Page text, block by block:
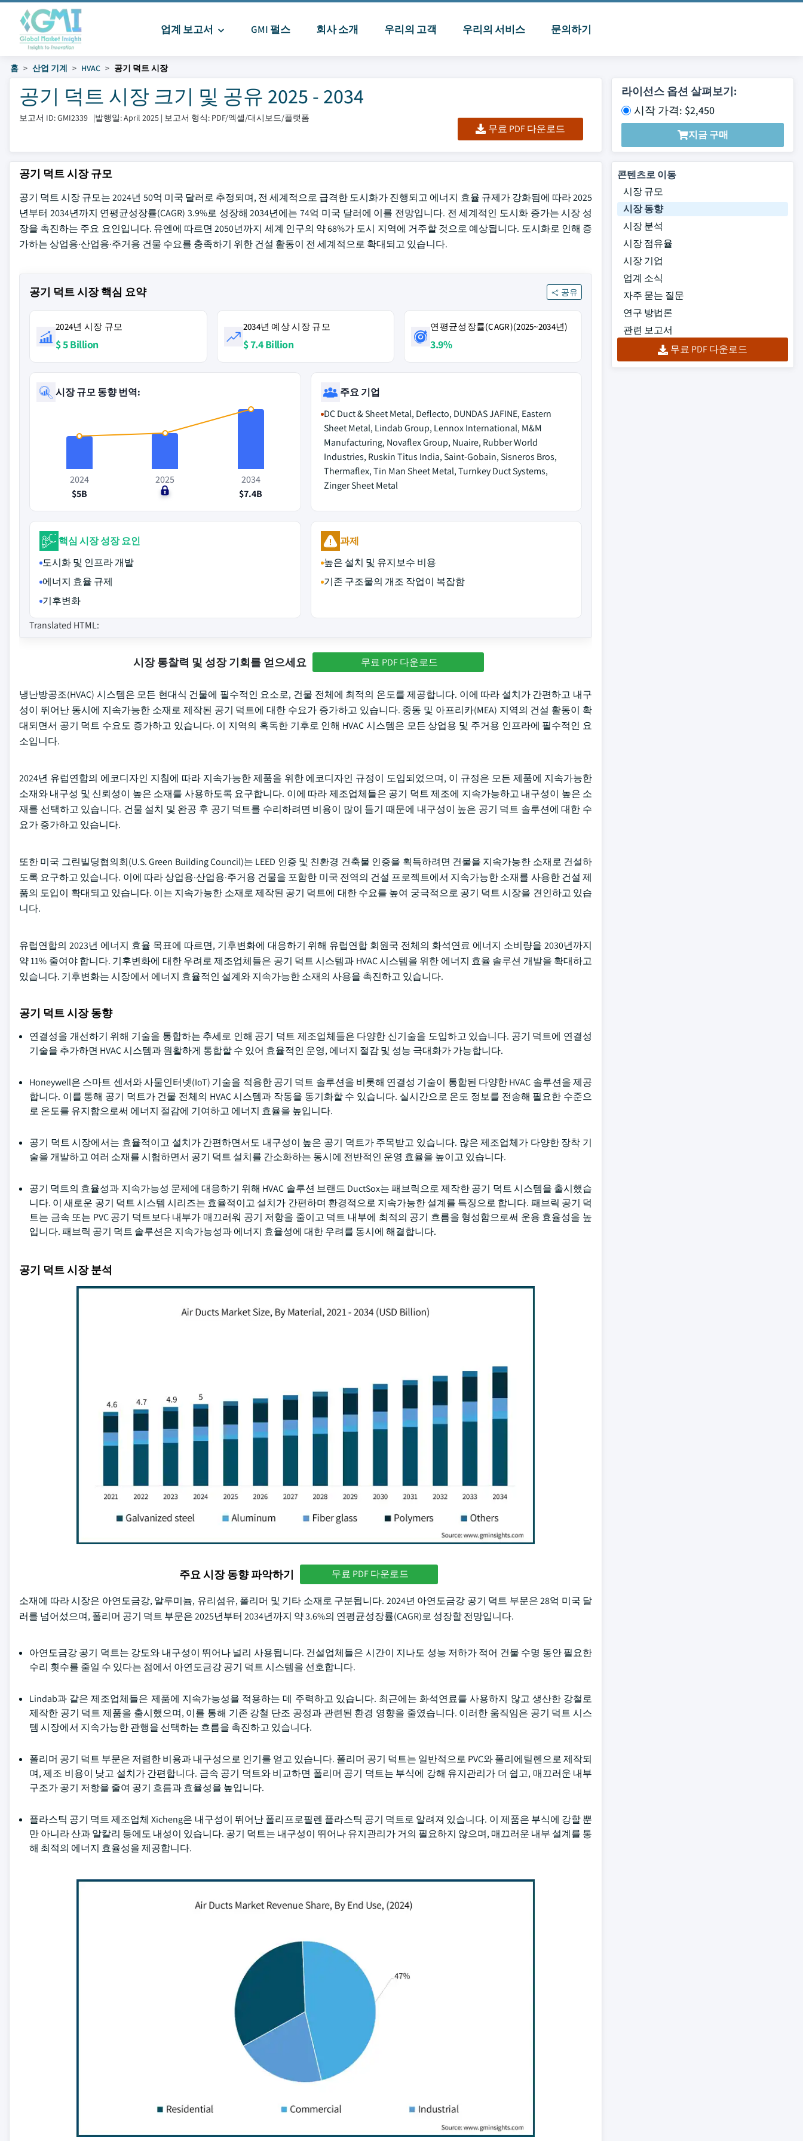
업계 보고서 GMI 펄스 회사 소개 우리의 고객 우리의 서비스 문의하기
홈 산업 기계 HVAC 공기 덕트 시장
공기 덕트 시장 크기 및 공유 2025 - 2034
보고서 ID: GMI2339 |발행일: April 2025 | 보고서 형식: PDF/엑셀/대시보드/플랫폼
무료 PDF 다운로드
라이선스 옵션 살펴보기:
시작 가격: $2,450
지금 구매
공기 덕트 시장 규모
공기 덕트 시장 규모는 2024년 50억 미국 달러로 추정되며, 전 세계적으로 급격한 도시화가 진행되고 에너지 효율 규제가 강화됨에 따라 2025
년부터 2034년까지 연평균성장률(CAGR) 3.9%로 성장해 2034년에는 74억 미국 달러에 이를 전망입니다. 전 세계적인 도시화 증가는 시장 성
장을 촉진하는 주요 요인입니다. 유엔에 따르면 2050년까지 세계 인구의 약 68%가 도시 지역에 거주할 것으로 예상됩니다. 도시화로 인해 증
가하는 상업용·산업용·주거용 건물 수요를 충족하기 위한 건설 활동이 전 세계적으로 확대되고 있습니다.
공기 덕트 시장 핵심 요약 공유
2024년 시장 규모
$ 5 Billion
2034년 예상 시장 규모
$ 7.4 Billion
연평균성장률(CAGR)(2025~2034년)
3.9%
시장 규모 동향 번역:
2024
$5B
2025
$0
2034
$7.4B
주요 기업
DC Duct & Sheet Metal, Deflecto, DUNDAS JAFINE, Eastern
Sheet Metal, Lindab Group, Lennox International, M&M
Manufacturing, Novaflex Group, Nuaire, Rubber World
Industries, Ruskin Titus India, Saint-Gobain, Sisneros Bros,
Thermaflex, Tin Man Sheet Metal, Turnkey Duct Systems,
Zinger Sheet Metal
핵심 시장 성장 요인
도시화 및 인프라 개발
에너지 효율 규제
기후변화
과제
높은 설치 및 유지보수 비용
기존 구조물의 개조 작업이 복잡함
Translated HTML:
시장 통찰력 및 성장 기회를 얻으세요 무료 PDF 다운로드
냉난방공조(HVAC) 시스템은 모든 현대식 건물에 필수적인 요소로, 건물 전체에 최적의 온도를 제공합니다. 이에 따라 설치가 간편하고 내구
성이 뛰어난 동시에 지속가능한 소재로 제작된 공기 덕트에 대한 수요가 증가하고 있습니다. 중동 및 아프리카(MEA) 지역의 건설 활동이 확
대되면서 공기 덕트 수요도 증가하고 있습니다. 이 지역의 혹독한 기후로 인해 HVAC 시스템은 모든 상업용 및 주거용 인프라에 필수적인 요
소입니다.
2024년 유럽연합의 에코디자인 지침에 따라 지속가능한 제품을 위한 에코디자인 규정이 도입되었으며, 이 규정은 모든 제품에 지속가능한
소재와 내구성 및 신뢰성이 높은 소재를 사용하도록 요구합니다. 이에 따라 제조업체들은 공기 덕트 제조에 지속가능하고 내구성이 높은 소
재를 선택하고 있습니다. 건물 설치 및 완공 후 공기 덕트를 수리하려면 비용이 많이 들기 때문에 내구성이 높은 공기 덕트 솔루션에 대한 수
요가 증가하고 있습니다.
또한 미국 그린빌딩협의회(U.S. Green Building Council)는 LEED 인증 및 친환경 건축물 인증을 획득하려면 건물을 지속가능한 소재로 건설하
도록 요구하고 있습니다. 이에 따라 상업용·산업용·주거용 건물을 포함한 미국 전역의 건설 프로젝트에서 지속가능한 소재를 사용한 건설 제
품의 도입이 확대되고 있습니다. 이는 지속가능한 소재로 제작된 공기 덕트에 대한 수요를 높여 궁극적으로 공기 덕트 시장을 견인하고 있습
니다.
유럽연합의 2023년 에너지 효율 목표에 따르면, 기후변화에 대응하기 위해 유럽연합 회원국 전체의 화석연료 에너지 소비량을 2030년까지
약 11% 줄여야 합니다. 기후변화에 대한 우려로 제조업체들은 공기 덕트 시스템과 HVAC 시스템을 위한 에너지 효율 솔루션 개발을 확대하고
있습니다. 기후변화는 시장에서 에너지 효율적인 설계와 지속가능한 소재의 사용을 촉진하고 있습니다.
공기 덕트 시장 동향
연결성을 개선하기 위해 기술을 통합하는 추세로 인해 공기 덕트 제조업체들은 다양한 신기술을 도입하고 있습니다. 공기 덕트에 연결성
기술을 추가하면 HVAC 시스템과 원활하게 통합할 수 있어 효율적인 운영, 에너지 절감 및 성능 극대화가 가능합니다.
Honeywell은 스마트 센서와 사물인터넷(IoT) 기술을 적용한 공기 덕트 솔루션을 비롯해 연결성 기술이 통합된 다양한 HVAC 솔루션을 제공
합니다. 이를 통해 공기 덕트가 건물 전체의 HVAC 시스템과 작동을 동기화할 수 있습니다. 실시간으로 온도 정보를 전송해 필요한 수준으
로 온도를 유지함으로써 에너지 절감에 기여하고 에너지 효율을 높입니다.
공기 덕트 시장에서는 효율적이고 설치가 간편하면서도 내구성이 높은 공기 덕트가 주목받고 있습니다. 많은 제조업체가 다양한 장착 기
술을 개발하고 여러 소재를 시험하면서 공기 덕트 설치를 간소화하는 동시에 전반적인 운영 효율을 높이고 있습니다.
공기 덕트의 효율성과 지속가능성 문제에 대응하기 위해 HVAC 솔루션 브랜드 DuctSox는 패브릭으로 제작한 공기 덕트 시스템을 출시했습
니다. 이 새로운 공기 덕트 시스템 시리즈는 효율적이고 설치가 간편하며 환경적으로 지속가능한 설계를 특징으로 합니다. 패브릭 공기 덕
트는 금속 또는 PVC 공기 덕트보다 내부가 매끄러워 공기 저항을 줄이고 덕트 내부에 최적의 공기 흐름을 형성함으로써 운용 효율성을 높
입니다. 패브릭 공기 덕트 솔루션은 지속가능성과 에너지 효율성에 대한 우려를 동시에 해결합니다.
공기 덕트 시장 분석
주요 시장 동향 파악하기 무료 PDF 다운로드
소재에 따라 시장은 아연도금강, 알루미늄, 유리섬유, 폴리머 및 기타 소재로 구분됩니다. 2024년 아연도금강 공기 덕트 부문은 28억 미국 달
러를 넘어섰으며, 폴리머 공기 덕트 부문은 2025년부터 2034년까지 약 3.6%의 연평균성장률(CAGR)로 성장할 전망입니다.
아연도금강 공기 덕트는 강도와 내구성이 뛰어나 널리 사용됩니다. 건설업체들은 시간이 지나도 성능 저하가 적어 건물 수명 동안 필요한
수리 횟수를 줄일 수 있다는 점에서 아연도금강 공기 덕트 시스템을 선호합니다.
Lindab과 같은 제조업체들은 제품에 지속가능성을 적용하는 데 주력하고 있습니다. 최근에는 화석연료를 사용하지 않고 생산한 강철로
제작한 공기 덕트 제품을 출시했으며, 이를 통해 기존 강철 단조 공정과 관련된 환경 영향을 줄였습니다. 이러한 움직임은 공기 덕트 시스
템 시장에서 지속가능한 관행을 선택하는 흐름을 촉진하고 있습니다.
폴리머 공기 덕트 부문은 저렴한 비용과 내구성으로 인기를 얻고 있습니다. 폴리머 공기 덕트는 일반적으로 PVC와 폴리에틸렌으로 제작되
며, 제조 비용이 낮고 설치가 간편합니다. 금속 공기 덕트와 비교하면 폴리머 공기 덕트는 부식에 강해 유지관리가 더 쉽고, 매끄러운 내부
구조가 공기 저항을 줄여 공기 흐름과 효율성을 높입니다.
플라스틱 공기 덕트 제조업체 Xicheng은 내구성이 뛰어난 폴리프로필렌 플라스틱 공기 덕트로 알려져 있습니다. 이 제품은 부식에 강할 뿐
만 아니라 산과 알칼리 등에도 내성이 있습니다. 공기 덕트는 내구성이 뛰어나 유지관리가 거의 필요하지 않으며, 매끄러운 내부 설계를 통
해 최적의 에너지 효율성을 제공합니다.
콘텐츠로 이동
시장 규모
시장 동향
시장 분석
시장 점유율
시장 기업
업계 소식
자주 묻는 질문
연구 방법론
관련 보고서
무료 PDF 다운로드